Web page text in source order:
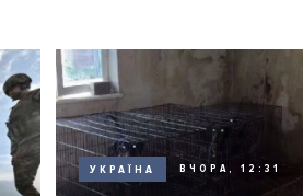
УКРАЇНА ВЧОРА, 12:31